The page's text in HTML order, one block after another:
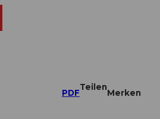
PDF
Teilen
Merken